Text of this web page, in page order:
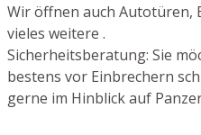
Wir öffnen auch Autotüren,
vieles weitere .
Sicherheitsberatung: Sie
bestens vor Einbrechern
gerne im Hinblick auf